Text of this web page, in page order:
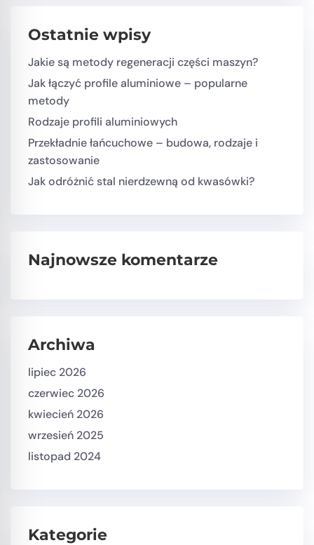
Ostatnie wpisy
Jakie są metody regeneracji części maszyn?
Jak łączyć profile aluminiowe – popularne
metody
Rodzaje profili aluminiowych
Przekładnie łańcuchowe – budowa, rodzaje i
zastosowanie
Jak odróżnić stal nierdzewną od kwasówki?
Najnowsze komentarze
Archiwa
lipiec 2026
czerwiec 2026
kwiecień 2026
wrzesień 2025
listopad 2024
Kategorie